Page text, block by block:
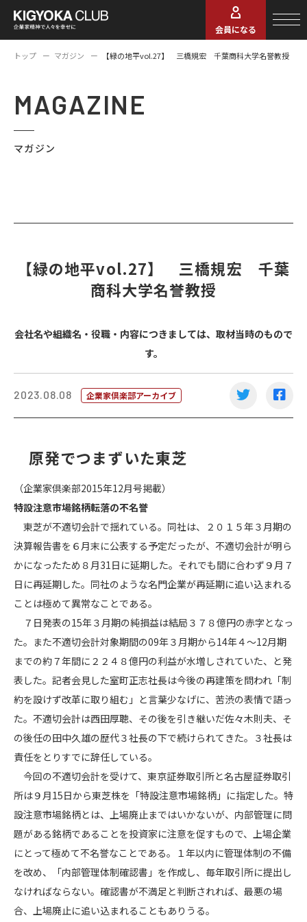
会員になる
トップ マガジン 【緑の地平vol.27】 三橋規宏 千葉商科大学名誉教授
MAGAZINE
マガジン
【緑の地平vol.27】 三橋規宏 千葉
商科大学名誉教授
会社名や組織名・役職・内容につきましては、取材当時のもので
す。
2023.08.08 企業家倶楽部アーカイブ
原発でつまずいた東芝
（企業家倶楽部2015年12月号掲載）
特設注意市場銘柄転落の不名誉
東芝が不適切会計で揺れている。同社は、２０１５年３月期の
決算報告書を６月末に公表する予定だったが、不適切会計が明ら
かになったため８月31日に延期した。それでも間に合わず９月７
日に再延期した。同社のような名門企業が再延期に追い込まれる
ことは極めて異常なことである。
７日発表の15年３月期の純損益は結局３７８億円の赤字となっ
た。また不適切会計対象期間の09年３月期から14年４～12月期
までの約７年間に２２４８億円の利益が水増しされていた、と発
表した。記者会見した室町正志社長は今後の再建策を問われ「制
約を設けず改革に取り組む」と言葉少なげに、苦渋の表情で語っ
た。不適切会計は西田厚聰、その後を引き継いだ佐々木則夫、そ
の後任の田中久雄の歴代３社長の下で続けられてきた。３社長は
責任をとりすでに辞任している。
今回の不適切会計を受けて、東京証券取引所と名古屋証券取引
所は９月15日から東芝株を「特設注意市場銘柄」に指定した。特
設注意市場銘柄とは、上場廃止まではいかないが、内部管理に問
題がある銘柄であることを投資家に注意を促すもので、上場企業
にとって極めて不名誉なことである。１年以内に管理体制の不備
を改め、「内部管理体制確認書」を作成し、毎年取引所に提出し
なければならない。確認書が不満足と判断されれば、最悪の場
合、上場廃止に追い込まれることもありうる。